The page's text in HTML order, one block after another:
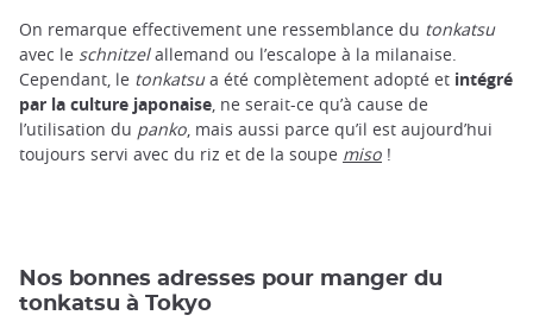
On remarque effectivement une ressemblance du tonkatsu
avec le schnitzelallemand ou l’escalope à la milanaise.
Cependant, le tonkatsua été complètement adopté et intégré
par la culture japonaise, ne serait-ce qu’à cause de
l’utilisation du panko, mais aussi parce qu’il est aujourd’hui
toujours servi avec du riz et de la soupe miso !
Nos bonnes adresses pour manger du
tonkatsu à Tokyo